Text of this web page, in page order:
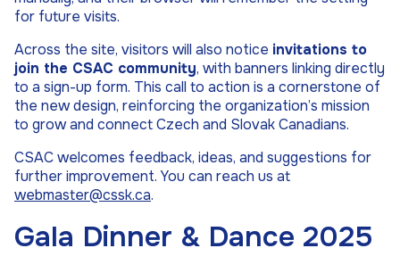
for future visits.
Across the site, visitors will also notice invitations to
join the CSAC community, with banners linking directly
to a sign-up form. This call to action is a cornerstone of
the new design, reinforcing the organization’s mission
to grow and connect Czech and Slovak Canadians.
CSAC welcomes feedback, ideas, and suggestions for
further improvement. You can reach us at
webmaster@cssk.ca.
Gala Dinner & Dance 2025